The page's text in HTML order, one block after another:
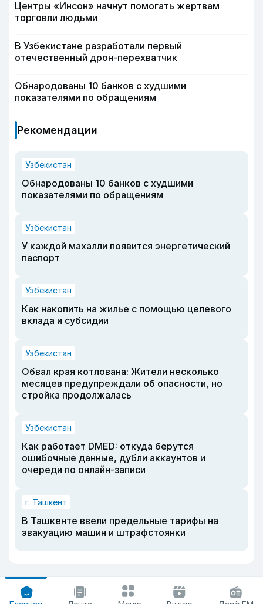
Центры «Инсон» начнут помогать жертвам
торговли людьми
В Узбекистане разработали первый
отечественный дрон-перехватчик
Обнародованы 10 банков с худшими
показателями по обращениям
Рекомендации
Узбекистан
Обнародованы 10 банков с худшими
показателями по обращениям
Узбекистан
У каждой махалли появится энергетический
паспорт
Узбекистан
Как накопить на жилье с помощью целевого
вклада и субсидии
Узбекистан
Обвал края котлована: Жители несколько
месяцев предупреждали об опасности, но
стройка продолжалась
Узбекистан
Как работает DMED: откуда берутся
ошибочные данные, дубли аккаунтов и
очереди по онлайн-записи
г. Ташкент
В Ташкенте ввели предельные тарифы на
эвакуацию машин и штрафстоянки